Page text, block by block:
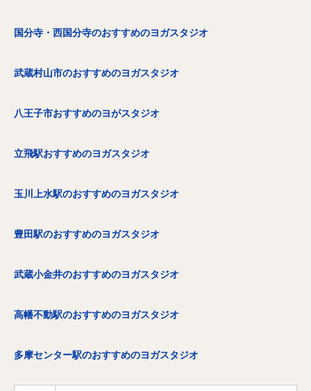
国分寺・西国分寺のおすすめのヨガスタジオ
武蔵村山市のおすすめのヨガスタジオ
八王子市おすすめのヨがスタジオ
立飛駅おすすめのヨガスタジオ
玉川上水駅のおすすめのヨガスタジオ
豊田駅のおすすめのヨガスタジオ
武蔵小金井のおすすめのヨガスタジオ
高幡不動駅のおすすめのヨガスタジオ
多摩センター駅のおすすめのヨガスタジオ